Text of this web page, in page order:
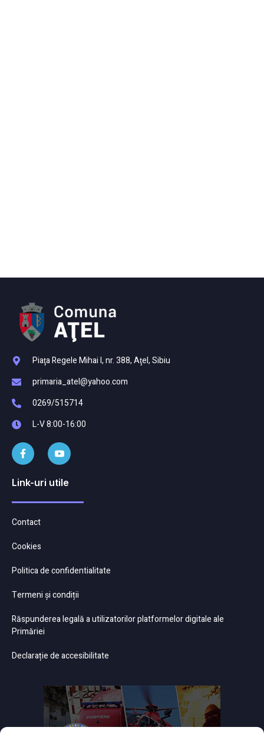
Piaţa Regele Mihai I, nr. 388, Aţel, Sibiu
primaria_atel@yahoo.com
0269/515714
L-V 8:00-16:00
Link-uri utile
Contact
Cookies
Politica de confidentialitate
Termeni și condiții
Răspunderea legală a utilizatorilor platformelor digitale ale
Primăriei
Declarație de accesibilitate